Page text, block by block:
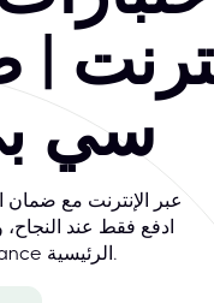
سي
كاملةً. دعم موثوق لجميع شهادات Scrum Alliance الرئيسية.